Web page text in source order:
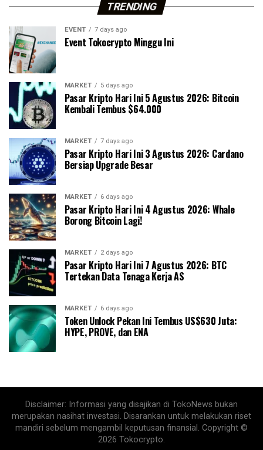
TRENDING
EVENT 7 days ago
Event Tokocrypto Minggu Ini
MARKET 5 days ago
Pasar Kripto Hari Ini 5 Agustus 2026: Bitcoin
Kembali Tembus $64.000
MARKET 7 days ago
Pasar Kripto Hari Ini 3 Agustus 2026: Cardano
Bersiap Upgrade Besar
MARKET 6 days ago
Pasar Kripto Hari Ini 4 Agustus 2026: Whale
Borong Bitcoin Lagi!
MARKET 2 days ago
Pasar Kripto Hari Ini 7 Agustus 2026: BTC
Tertekan Data Tenaga Kerja AS
MARKET 6 days ago
Token Unlock Pekan Ini Tembus US$630 Juta:
HYPE, PROVE, dan ENA
Disclaimer: Informasi yang disajikan di TokoNews bukan
merupakan nasihat investasi. Disarankan untuk melakukan riset
mandiri sebelum mengambil keputusan finansial. Copyright ©
2026 Tokocrypto.